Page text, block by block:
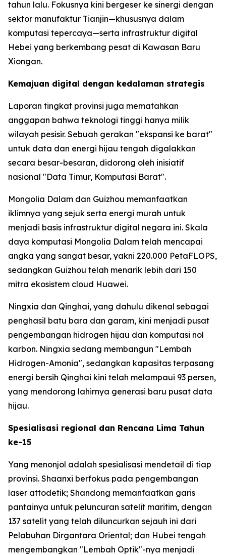
tahun lalu. Fokusnya kini bergeser ke sinergi dengan
sektor manufaktur Tianjin—khususnya dalam
komputasi tepercaya—serta infrastruktur digital
Hebei yang berkembang pesat di Kawasan Baru
Xiongan.
Kemajuan digital dengan kedalaman strategis
Laporan tingkat provinsi juga mematahkan
anggapan bahwa teknologi tinggi hanya milik
wilayah pesisir. Sebuah gerakan "ekspansi ke barat"
untuk data dan energi hijau tengah digalakkan
secara besar-besaran, didorong oleh inisiatif
nasional "Data Timur, Komputasi Barat".
Mongolia Dalam dan Guizhou memanfaatkan
iklimnya yang sejuk serta energi murah untuk
menjadi basis infrastruktur digital negara ini. Skala
daya komputasi Mongolia Dalam telah mencapai
angka yang sangat besar, yakni 220.000 PetaFLOPS,
sedangkan Guizhou telah menarik lebih dari 150
mitra ekosistem cloud Huawei.
Ningxia dan Qinghai, yang dahulu dikenal sebagai
penghasil batu bara dan garam, kini menjadi pusat
pengembangan hidrogen hijau dan komputasi nol
karbon. Ningxia sedang membangun "Lembah
Hidrogen-Amonia", sedangkan kapasitas terpasang
energi bersih Qinghai kini telah melampaui 93 persen,
yang mendorong lahirnya generasi baru pusat data
hijau.
Spesialisasi regional dan Rencana Lima Tahun
ke-15
Yang menonjol adalah spesialisasi mendetail di tiap
provinsi. Shaanxi berfokus pada pengembangan
laser attodetik; Shandong memanfaatkan garis
pantainya untuk peluncuran satelit maritim, dengan
137 satelit yang telah diluncurkan sejauh ini dari
Pelabuhan Dirgantara Oriental; dan Hubei tengah
mengembangkan "Lembah Optik"-nya menjadi